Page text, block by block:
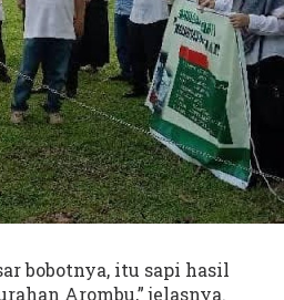
bobotnya, itu sapi hasil
Arombu,” jelasnya.